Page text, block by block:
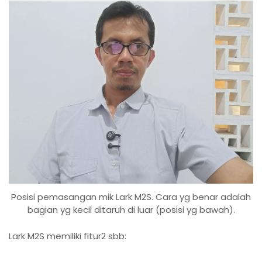
Posisi pemasangan mik Lark M2S. Cara yg benar adalah
bagian yg kecil ditaruh di luar (posisi yg bawah).
Lark M2S memiliki fitur2 sbb: